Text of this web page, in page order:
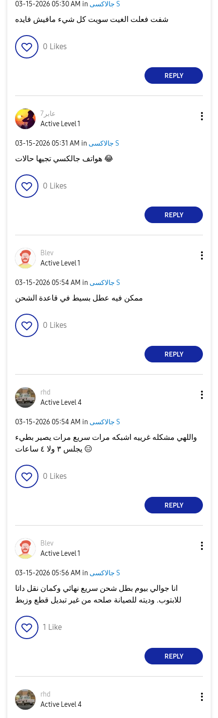
‎03-15-2026 05:30 AM in جالاكسى S
شفت فعلت الغيت سويت كل شيء مافيش فايده
0 Likes
REPLY
7عابر
Active Level 1
‎03-15-2026 05:31 AM in جالاكسى S
😂
0 Likes
REPLY
Blev
Active Level 1
‎03-15-2026 05:54 AM in جالاكسى S
ممكن فيه عطل بسيط في قاعدة الشحن
0 Likes
REPLY
rhd
Active Level 4
‎03-15-2026 05:54 AM in جالاكسى S
واللهي مشكله غرييه اشبكه مرات سريع مرات يصير بطيء
😑
0 Likes
REPLY
Blev
Active Level 1
‎03-15-2026 05:56 AM in جالاكسى S
انا جوالي بيوم بطل شحن سريع نهائي وكمان نقل داتا
للابتوب. وديته للصيانة صلحه من غير تبديل قطع وزبط
1 Like
REPLY
rhd
Active Level 4